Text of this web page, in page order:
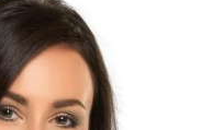
2017
fashion4u.pl